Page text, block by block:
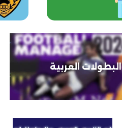
البطولات العربية